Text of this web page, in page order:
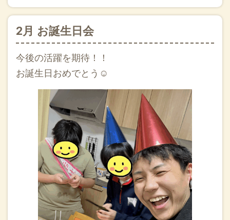
2月 お誕生日会
今後の活躍を期待！！
お誕生日おめでとう☺